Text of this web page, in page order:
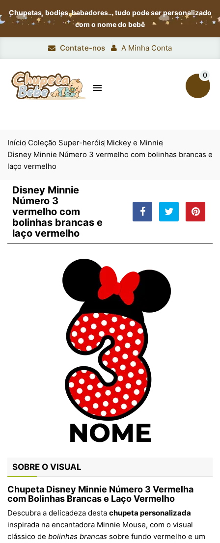
Chupetas, bodies, babadores…tudo pode ser personalizado
com o nome do bebê
Contate-nos A Minha Conta

0
Início Coleção Super-heróis Mickey e Minnie
Disney Minnie Número 3 vermelho com bolinhas brancas e
laço vermelho
Disney Minnie
Número 3
vermelho com
bolinhas brancas e
laço vermelho
SOBRE O VISUAL
Chupeta Disney Minnie Número 3 Vermelha
com Bolinhas Brancas e Laço Vermelho
Descubra a delicadeza desta chupeta personalizada
inspirada na encantadora Minnie Mouse, com o visual
clássico de bolinhas brancas sobre fundo vermelho e um